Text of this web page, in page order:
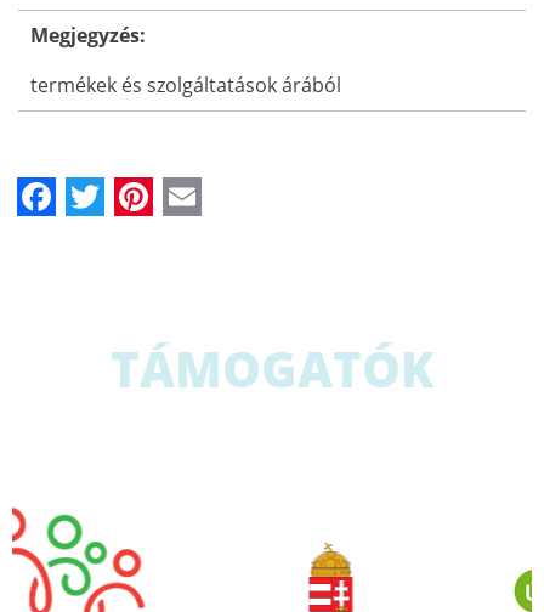
Megjegyzés:
termékek és szolgáltatások árából
Facebook
TwitterPinterest
TÁMOGATÓK